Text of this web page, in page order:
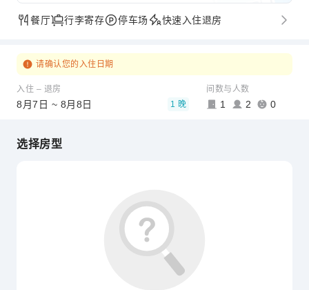
餐厅 行李寄存 停车场 快速入住退房
请确认您的入住日期
入住 – 退房
8月7日 ~ 8月8日 1 晚
间数与人数
1 2 0
选择房型